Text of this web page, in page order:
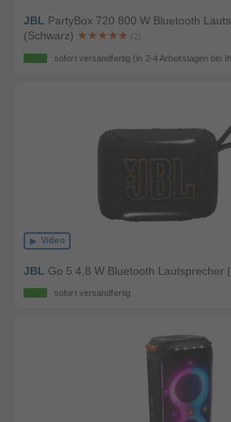
JBL PartyBox 720 800 W Bluetooth
(Schwarz)
(2)
sofort versandfertig (in 2-4 Arbeitstagen bei
Video
JBL Go 5 4,8 W Bluetooth Lautsprecher
sofort versandfertig